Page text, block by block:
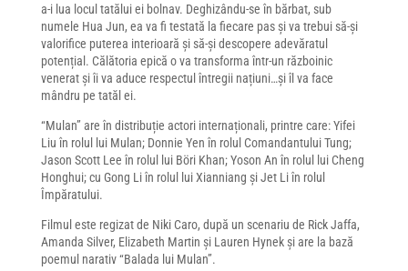
a-i lua locul tatălui ei bolnav. Deghizându-se în bărbat, sub
numele Hua Jun, ea va fi testată la fiecare pas și va trebui să-și
valorifice puterea interioară și să-și descopere adevăratul
potențial. Călătoria epică o va transforma într-un războinic
venerat și îi va aduce respectul întregii națiuni…și îl va face
mândru pe tatăl ei.
“Mulan” are în distribuție actori internaționali, printre care: Yifei
Liu în rolul lui Mulan; Donnie Yen în rolul Comandantului Tung;
Jason Scott Lee în rolul lui Böri Khan; Yoson An în rolul lui Cheng
Honghui; cu Gong Li în rolul lui Xianniang și Jet Li în rolul
Împăratului.
Filmul este regizat de Niki Caro, după un scenariu de Rick Jaffa,
Amanda Silver, Elizabeth Martin și Lauren Hynek și are la bază
poemul narativ “Balada lui Mulan”.